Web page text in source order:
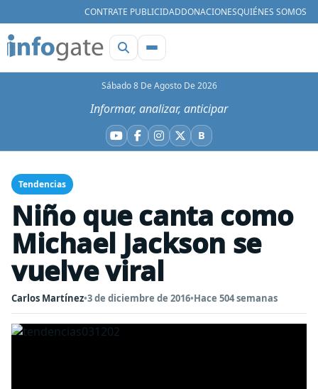
CONTRATE PUBLICIDADDONACIONESQUIÉNES SOMOS
Sábado 8 De Agosto De 2026
Informar, analizar, anticipar
YouTube
Facebook
Instagram
X BBluesky
Tendencias
Niño que canta como
Michael Jackson se
vuelve viral
Carlos Martínez•3 de diciembre de 2016•Hace 504 semanas